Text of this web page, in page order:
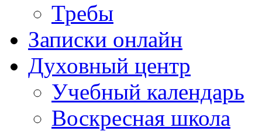
Требы
Записки онлайн
Духовный центр
Учебный календарь
Воскресная школа